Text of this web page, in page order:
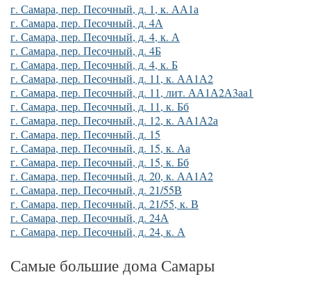
г. Самара, пер. Песочный, д. 1, к. АА1а
г. Самара, пер. Песочный, д. 4А
г. Самара, пер. Песочный, д. 4, к. А
г. Самара, пер. Песочный, д. 4Б
г. Самара, пер. Песочный, д. 4, к. Б
г. Самара, пер. Песочный, д. 11, к. АА1А2
г. Самара, пер. Песочный, д. 11, лит. АА1А2А3аа1
г. Самара, пер. Песочный, д. 11, к. Бб
г. Самара, пер. Песочный, д. 12, к. АА1А2а
г. Самара, пер. Песочный, д. 15
г. Самара, пер. Песочный, д. 15, к. Аа
г. Самара, пер. Песочный, д. 15, к. Бб
г. Самара, пер. Песочный, д. 20, к. АА1А2
г. Самара, пер. Песочный, д. 21/55В
г. Самара, пер. Песочный, д. 21/55, к. В
г. Самара, пер. Песочный, д. 24А
г. Самара, пер. Песочный, д. 24, к. А
Самые большие дома Самары